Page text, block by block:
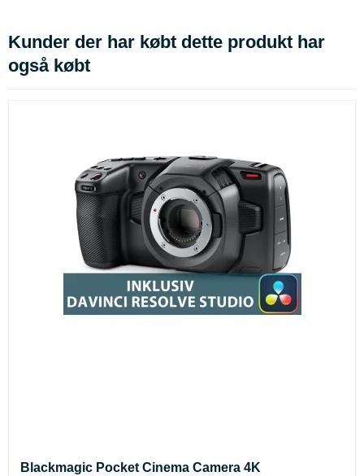
Kunder der har købt dette produkt har
også købt
Blackmagic Pocket Cinema Camera 4K